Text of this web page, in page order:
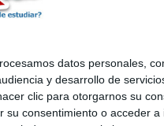
datos personales,
y desarrollo de
clic para otorgarnos su
consentimiento o acceder
| Anúnciate
generales|Política de